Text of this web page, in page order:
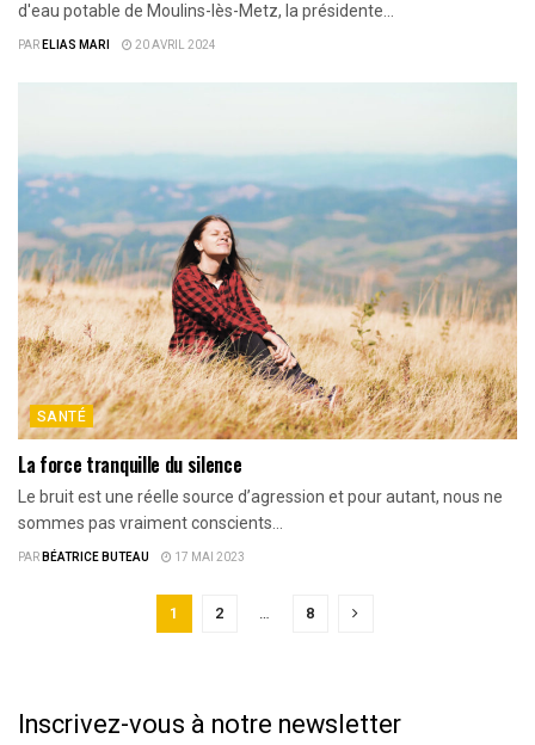
d'eau potable de Moulins-lès-Metz, la présidente...
PARELIAS MARI 20 AVRIL 2024
SANTÉ
La force tranquille du silence
Le bruit est une réelle source d’agression et pour autant, nous ne
sommes pas vraiment conscients...
PARBÉATRICE BUTEAU 17 MAI 2023
1 2 … 8
Inscrivez-vous à notre newsletter